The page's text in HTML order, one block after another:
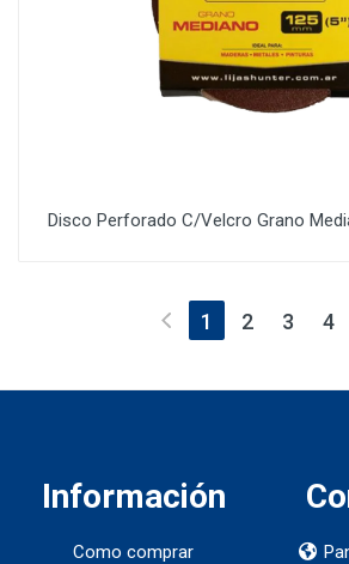
Disco Perforado C/Velcro Grano
1 (current)
2 3 4
Información
Como comprar